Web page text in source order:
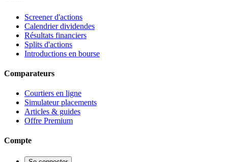
Screener d'actions
Calendrier dividendes
Résultats financiers
Splits d'actions
Introductions en bourse
Comparateurs
Courtiers en ligne
Simulateur placements
Articles & guides
Offre Premium
Compte